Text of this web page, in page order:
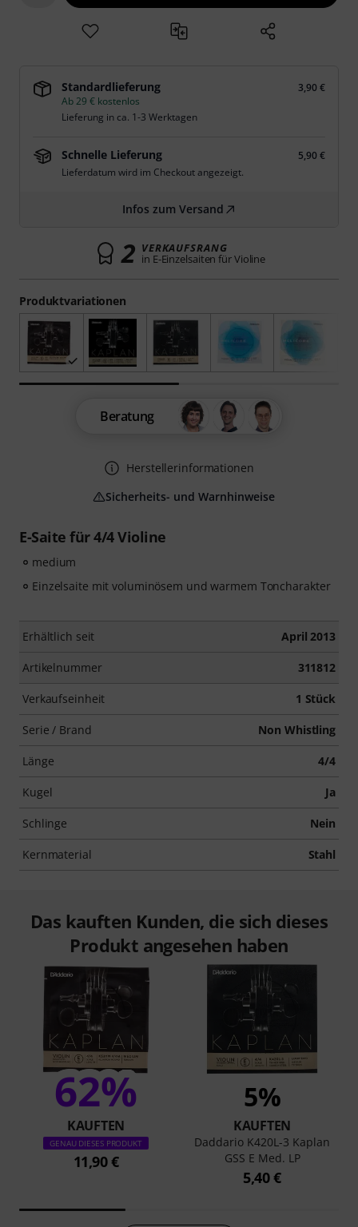
E-Saite für 4/4 Violine
medium
Einzelsaite mit voluminösem und warmem Toncharakter
Erhältlich seit April 2013
Artikelnummer 311812
Verkaufseinheit 1 Stück
Serie / Brand Non Whistling
Länge 4/4
Kugel Ja
Schlinge Nein
Kernmaterial Stahl
Produktvariationen
Standardlieferung
3,90 €
Ab 29 € kostenlos
Lieferung in ca. 1-3 Werktagen
Schnelle Lieferung
5,90 €
Lieferdatum wird im Checkout angezeigt.
Infos zum Versand
2 VERKAUFSRANG
in E-Einzelsaiten für Violine
Beratung
Herstellerinformationen
Sicherheits- und Warnhinweise
Das kauften Kunden, die sich dieses
Produkt angesehen haben
62%
KAUFTEN
GENAU DIESES PRODUKT
11,90 €
5%
KAUFTEN
Daddario K420L-3 Kaplan
GSS E Med. LP
5,40 €